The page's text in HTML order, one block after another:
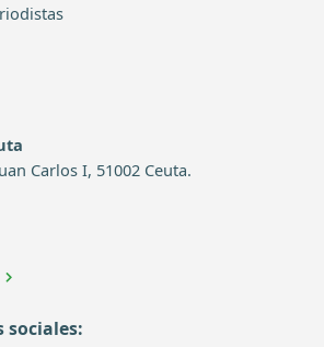
Carlos I, 51002 Ceuta.
sociales: